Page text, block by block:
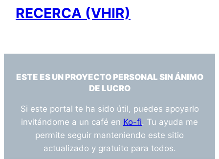
RECERCA (VHIR)
ESTE ES UN PROYECTO PERSONAL SIN ÁNIMO
DE LUCRO
Si este portal te ha sido útil, puedes apoyarlo
invitándome a un café en Ko-fi. Tu ayuda me
permite seguir manteniendo este sitio
actualizado y gratuito para todos.